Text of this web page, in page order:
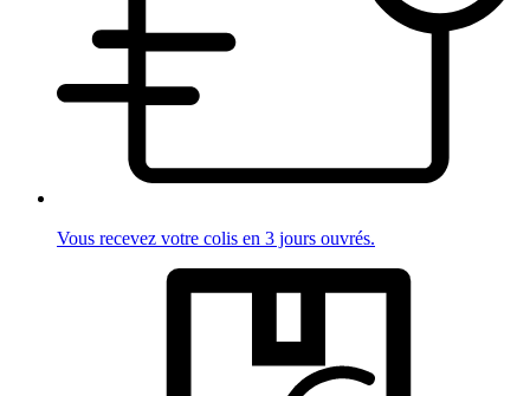
Vous recevez votre colis en 3 jours ouvrés.